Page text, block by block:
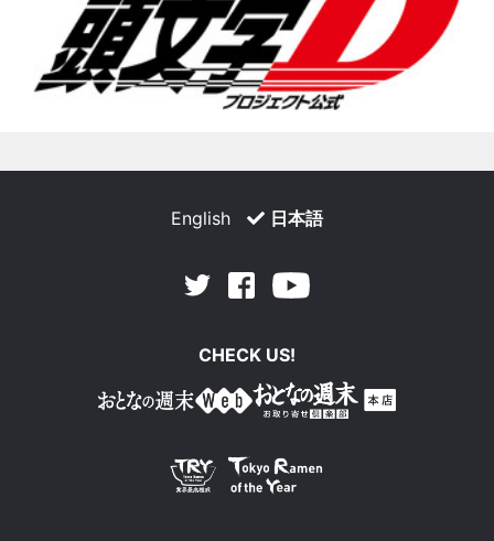
English 日本語
Twitter Facebook
CHECK US!